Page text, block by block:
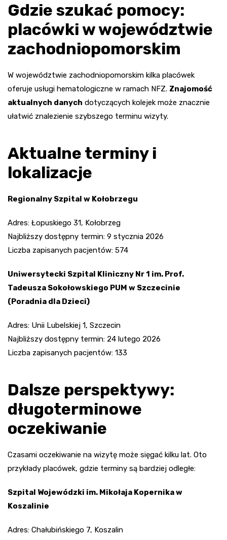
Gdzie szukać pomocy:
placówki w województwie
zachodniopomorskim
W województwie zachodniopomorskim kilka placówek
oferuje usługi hematologiczne w ramach NFZ. Znajomość
aktualnych danych dotyczących kolejek może znacznie
ułatwić znalezienie szybszego terminu wizyty.
Aktualne terminy i
lokalizacje
Regionalny Szpital w Kołobrzegu
Adres: Łopuskiego 31, Kołobrzeg
Najbliższy dostępny termin: 9 stycznia 2026
Liczba zapisanych pacjentów: 574
Uniwersytecki Szpital Kliniczny Nr 1 im. Prof.
Tadeusza Sokołowskiego PUM w Szczecinie
(Poradnia dla Dzieci)
Adres: Unii Lubelskiej 1, Szczecin
Najbliższy dostępny termin: 24 lutego 2026
Liczba zapisanych pacjentów: 133
Dalsze perspektywy:
długoterminowe
oczekiwanie
Czasami oczekiwanie na wizytę może sięgać kilku lat. Oto
przykłady placówek, gdzie terminy są bardziej odległe:
Szpital Wojewódzki im. Mikołaja Kopernika w
Koszalinie
Adres: Chałubińskiego 7, Koszalin